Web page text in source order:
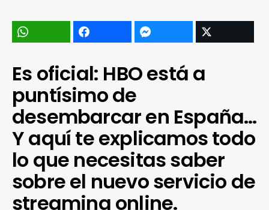
Es oficial: HBO está a
puntísimo de
desembarcar en España…
Y aquí te explicamos todo
lo que necesitas saber
sobre el nuevo servicio de
streaming online.